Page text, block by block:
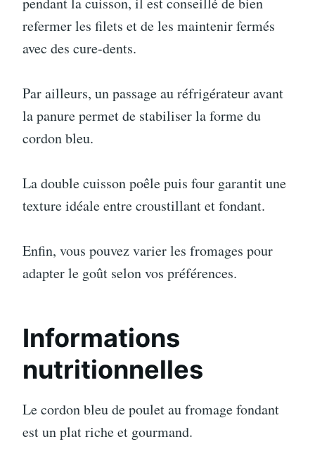
refermer les filets et de les maintenir fermés
avec des cure-dents.
Par ailleurs, un passage au réfrigérateur avant
la panure permet de stabiliser la forme du
cordon bleu.
La double cuisson poêle puis four garantit une
texture idéale entre croustillant et fondant.
Enfin, vous pouvez varier les fromages pour
adapter le goût selon vos préférences.
Informations
nutritionnelles
Le cordon bleu de poulet au fromage fondant
est un plat riche et gourmand.